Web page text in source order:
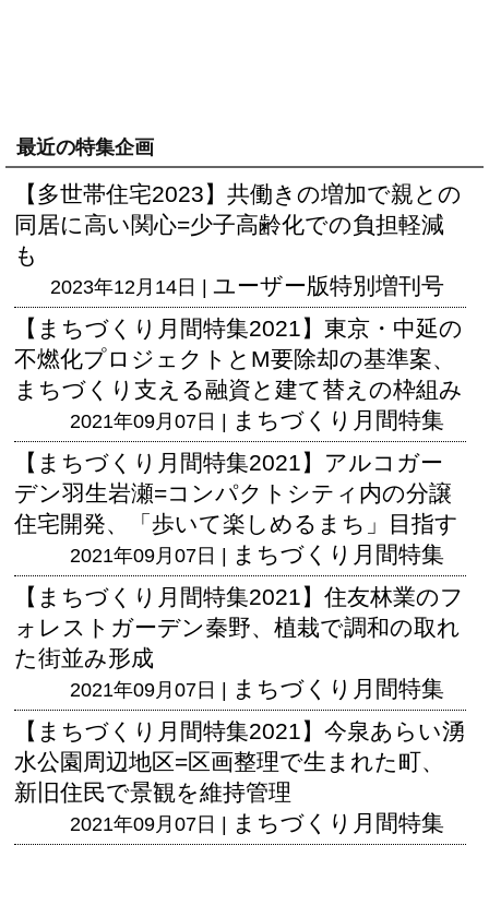
最近の特集企画
【多世帯住宅2023】共働きの増加で親との
同居に高い関心=少子高齢化での負担軽減
も
2023年12月14日 | ユーザー版特別増刊号
【まちづくり月間特集2021】東京・中延の
不燃化プロジェクトとM要除却の基準案、
まちづくり支える融資と建て替えの枠組み
2021年09月07日 | まちづくり月間特集
【まちづくり月間特集2021】アルコガー
デン羽生岩瀬=コンパクトシティ内の分譲
住宅開発、「歩いて楽しめるまち」目指す
2021年09月07日 | まちづくり月間特集
【まちづくり月間特集2021】住友林業のフ
ォレストガーデン秦野、植栽で調和の取れ
た街並み形成
2021年09月07日 | まちづくり月間特集
【まちづくり月間特集2021】今泉あらい湧
水公園周辺地区=区画整理で生まれた町、
新旧住民で景観を維持管理
2021年09月07日 | まちづくり月間特集